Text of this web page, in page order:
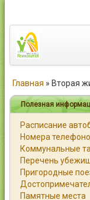
Город
Статьи
Каталог
Справочник
Главная » Вторая
Полезная
Расписание
Номера
Коммунальные
Перечень
Пригородные
Памятные места